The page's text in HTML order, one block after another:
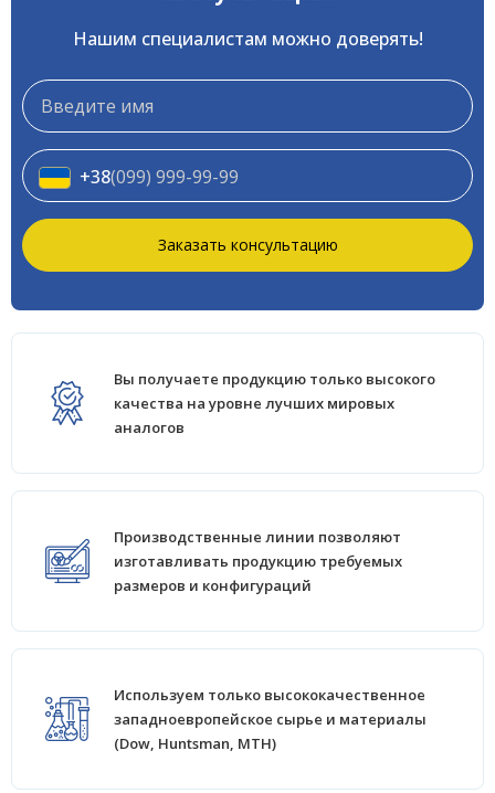
Нашим специалистам можно доверять!
*
*
Имя
+38(099) 999-99-99
Заказать консультацию
Вы получаете продукцию только высокого
качества на уровне лучших мировых
аналогов
Производственные линии позволяют
изготавливать продукцию требуемых
размеров и конфигураций
Используем только высококачественное
западноевропейское сырье и материалы
(Dow, Huntsman, MTH)